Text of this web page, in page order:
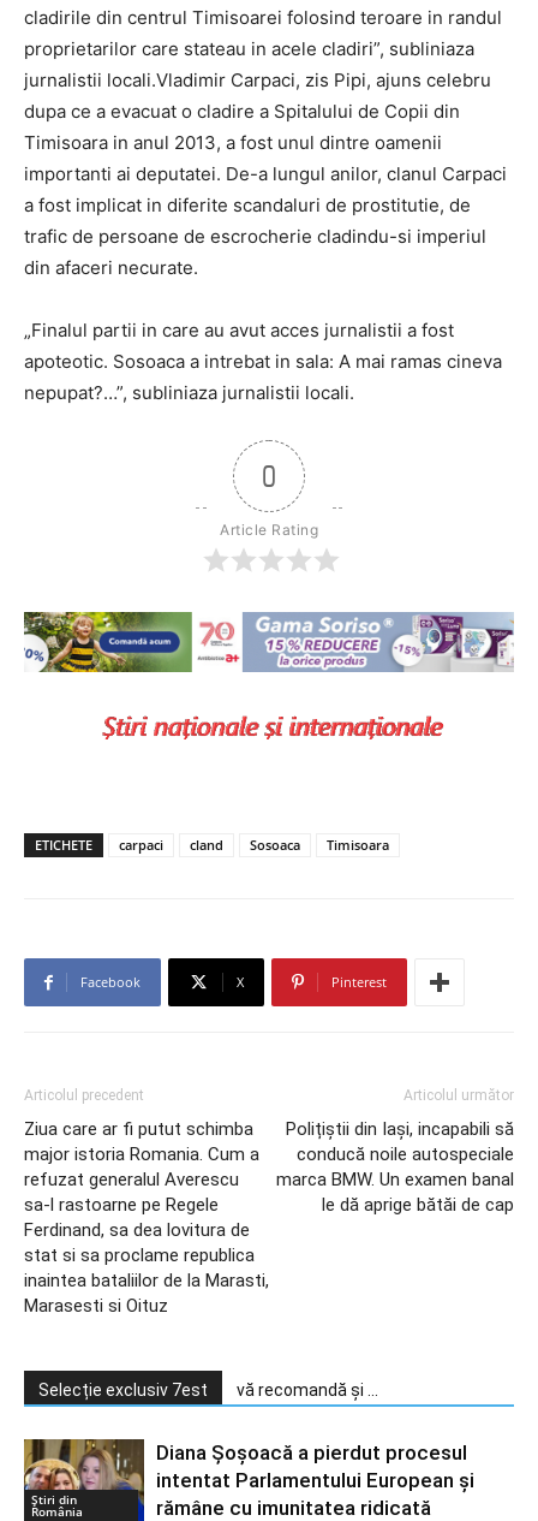
cladirile din centrul Timisoarei folosind teroare in randul
proprietarilor care stateau in acele cladiri”, subliniaza
jurnalistii locali.Vladimir Carpaci, zis Pipi, ajuns celebru
dupa ce a evacuat o cladire a Spitalului de Copii din
Timisoara in anul 2013, a fost unul dintre oamenii
importanti ai deputatei. De-a lungul anilor, clanul Carpaci
a fost implicat in diferite scandaluri de prostitutie, de
trafic de persoane de escrocherie cladindu-si imperiul
din afaceri necurate.
„Finalul partii in care au avut acces jurnalistii a fost
apoteotic. Sosoaca a intrebat in sala: A mai ramas cineva
nepupat?…”, subliniaza jurnalistii locali.
0
Article Rating
ETICHETE carpaci cland Sosoaca Timisoara
Facebook X Pinterest
Articolul precedent
Ziua care ar fi putut schimba
major istoria Romania. Cum a
refuzat generalul Averescu
sa-l rastoarne pe Regele
Ferdinand, sa dea lovitura de
stat si sa proclame republica
inaintea bataliilor de la Marasti,
Marasesti si Oituz
Articolul următor
Polițiștii din Iași, incapabili să
conducă noile autospeciale
marca BMW. Un examen banal
le dă aprige bătăi de cap
Selecție exclusiv 7est vă recomandă și ...
Știri din
România
Diana Șoșoacă a pierdut procesul
intentat Parlamentului European și
rămâne cu imunitatea ridicată